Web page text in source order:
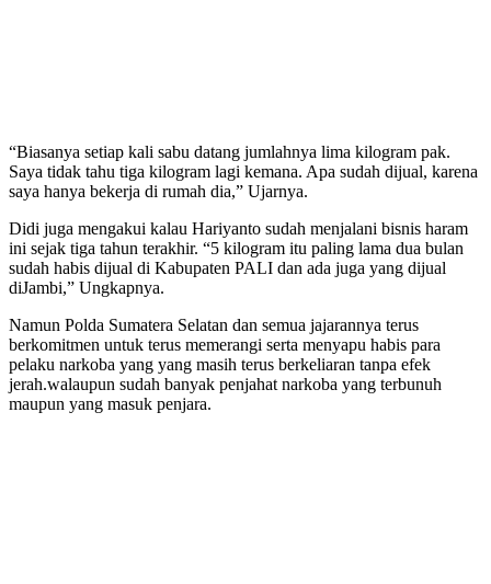
“Biasanya setiap kali sabu datang jumlahnya lima kilogram pak.
Saya tidak tahu tiga kilogram lagi kemana. Apa sudah dijual, karena
saya hanya bekerja di rumah dia,” Ujarnya.
Didi juga mengakui kalau Hariyanto sudah menjalani bisnis haram
ini sejak tiga tahun terakhir. “5 kilogram itu paling lama dua bulan
sudah habis dijual di Kabupaten PALI dan ada juga yang dijual
diJambi,” Ungkapnya.
Namun Polda Sumatera Selatan dan semua jajarannya terus
berkomitmen untuk terus memerangi serta menyapu habis para
pelaku narkoba yang yang masih terus berkeliaran tanpa efek
jerah.walaupun sudah banyak penjahat narkoba yang terbunuh
maupun yang masuk penjara.